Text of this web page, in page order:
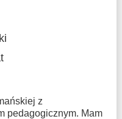
z
pedagogicznym. Mam